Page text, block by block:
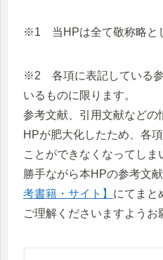
※1 当HPは全て敬称略と
※2 各項に表記している参
いるものに限ります。
参考文献、引用文献などの
HPが肥大化したため、各
ことができなくなってしま
勝手ながら本HPの参考文
考書籍・サイト】 にてまと
ご理解くださいますようお